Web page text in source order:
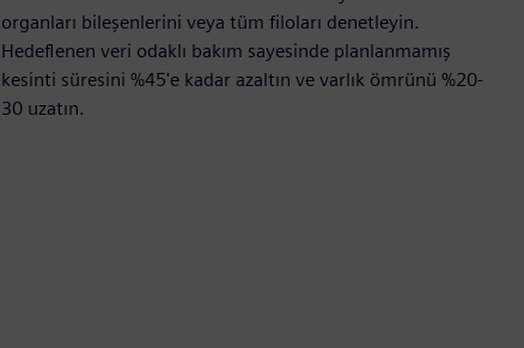
organları bileşenlerini veya tüm filoları denetleyin.
Hedeflenen veri odaklı bakım sayesinde planlanmamış
kesinti süresini %45'e kadar azaltın ve varlık ömrünü %20-
30 uzatın.